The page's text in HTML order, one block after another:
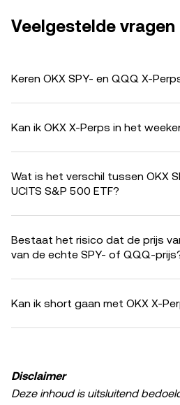
Veelgestelde vragen
Keren OKX SPY- en QQQ X-
Kan ik OKX X-Perps in het
Wat is het verschil tussen OKX
UCITS S&P 500 ETF?
Bestaat het risico dat de prijs
van de echte SPY- of QQQ-
Kan ik short gaan met OKX X-
Disclaimer
Deze inhoud is uitsluitend